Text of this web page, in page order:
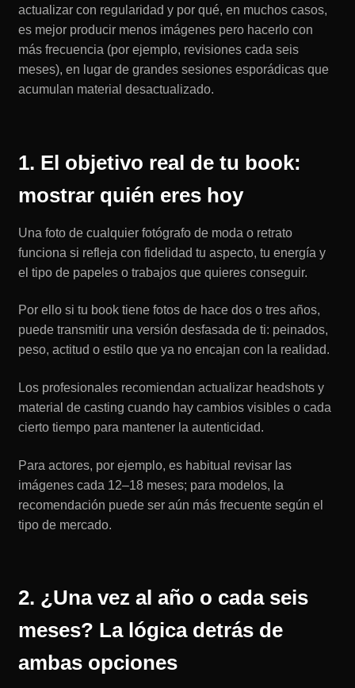
actualizar con regularidad y por qué, en muchos casos,
es mejor producir menos imágenes pero hacerlo con
más frecuencia (por ejemplo, revisiones cada seis
meses), en lugar de grandes sesiones esporádicas que
acumulan material desactualizado.
1. El objetivo real de tu book:
mostrar quién eres hoy
Una foto de cualquier fotógrafo de moda o retrato
funciona si refleja con fidelidad tu aspecto, tu energía y
el tipo de papeles o trabajos que quieres conseguir.
Por ello si tu book tiene fotos de hace dos o tres años,
puede transmitir una versión desfasada de ti: peinados,
peso, actitud o estilo que ya no encajan con la realidad.
Los profesionales recomiendan actualizar headshots y
material de casting cuando hay cambios visibles o cada
cierto tiempo para mantener la autenticidad.
Para actores, por ejemplo, es habitual revisar las
imágenes cada 12–18 meses; para modelos, la
recomendación puede ser aún más frecuente según el
tipo de mercado.
2. ¿Una vez al año o cada seis
meses? La lógica detrás de
ambas opciones